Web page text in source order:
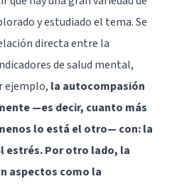
y estudiado el tema. Se
directa entre la
de salud mental,
ejemplo, la autocompasión
—es decir, cuanto más
lo está el otro— con: la
estrés. Por otro lado, la
aspectos como la